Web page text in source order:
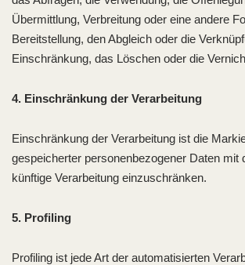
Übermittlung, Verbreitung oder eine andere
Bereitstellung, den Abgleich oder die
Einschränkung, das Löschen oder die
4. Einschränkung der Verarbeitung
Einschränkung der Verarbeitung ist die
gespeicherter personenbezogener Daten mit
künftige Verarbeitung einzuschränken.
5. Profiling
Profiling ist jede Art der automatisierten